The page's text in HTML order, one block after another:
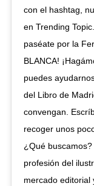
con el hashtag,
en Trending
paséate por la
BLANCA!
puedes
del Libro de
convengan.
recoger unos
¿Qué
profesión del
mercado editorial